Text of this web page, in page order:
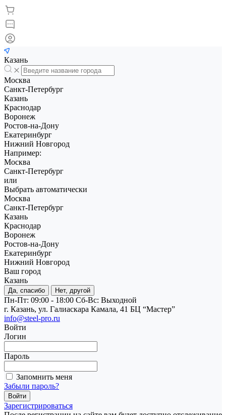
Казань
Москва
Санкт-Петербург
Казань
Краснодар
Воронеж
Ростов-на-Дону
Екатеринбург
Нижний Новгород
Например:
Москва
Санкт-Петербург
или
Выбрать автоматически
Москва
Санкт-Петербург
Казань
Краснодар
Воронеж
Ростов-на-Дону
Екатеринбург
Нижний Новгород
Ваш город
Казань
Да, спасибо Нет, другой
Пн-Пт: 09:00 - 18:00 Cб-Вс: Выходной
г. Казань, ул. Галиаскара Камала, 41 БЦ “Мастер”
info@steel-pro.ru
Войти
Логин
Пароль
Запомнить меня
Забыли пароль?
Зарегистрироваться